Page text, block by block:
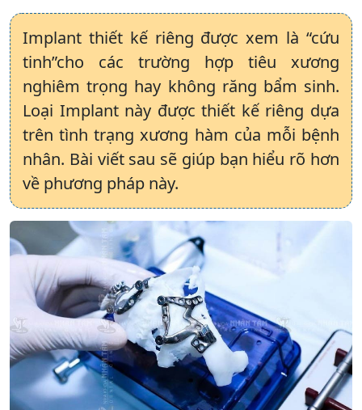
Implant thiết kế riêng được xem là “cứu
tinh”cho các trường hợp tiêu xương
nghiêm trọng hay không răng bẩm sinh.
Loại Implant này được thiết kế riêng dựa
trên tình trạng xương hàm của mỗi bệnh
nhân. Bài viết sau sẽ giúp bạn hiểu rõ hơn
về phương pháp này.